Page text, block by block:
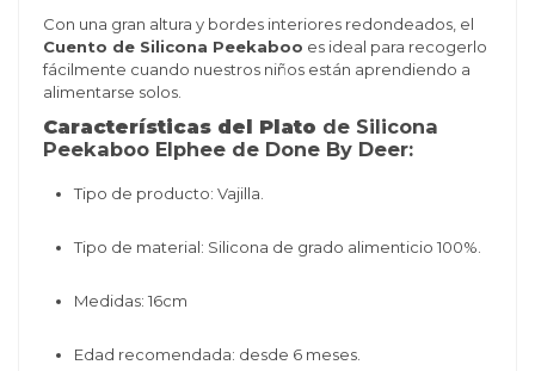
Con una gran altura y bordes interiores redondeados, el
Cuento de Silicona Peekaboo es ideal para recogerlo
fácilmente cuando nuestros niños están aprendiendo a
alimentarse solos.
Características del Plato de Silicona
Peekaboo Elphee de Done By Deer:
Tipo de producto: Vajilla.
Tipo de material: Silicona de grado alimenticio 100%.
Medidas: 16cm
Edad recomendada: desde 6 meses.